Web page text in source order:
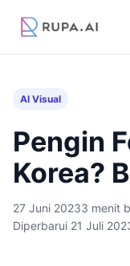
AI Visual
Pengin
Korea?
27 Juni 20233 menit
Diperbarui 21 Juli